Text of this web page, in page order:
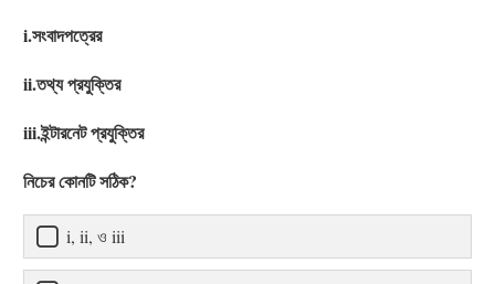
i.সংবাদপত্রের
ii.তথ্য প্রযুক্তির
iii.ইন্টারনেট প্রযুক্তির
নিচের কোনটি সঠিক?
i, ii, ও iii